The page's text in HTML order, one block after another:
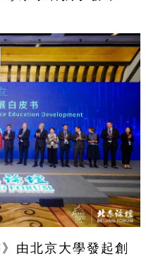
由北京大學發起創